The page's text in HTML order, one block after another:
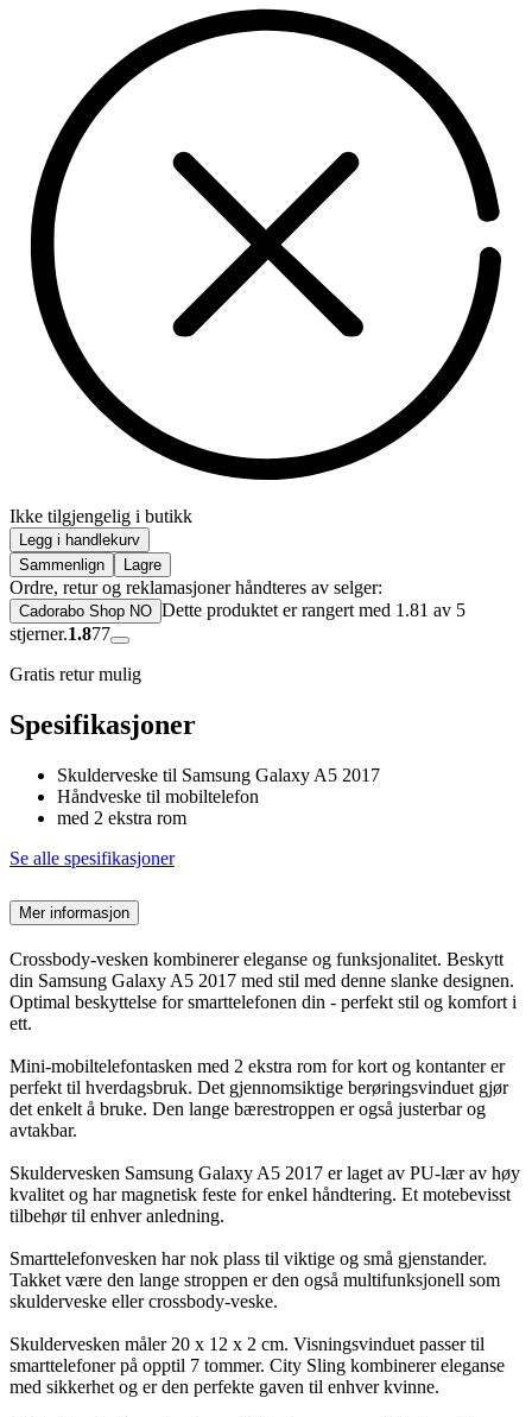
Ikke tilgjengelig i butikk
Legg i handlekurv
Sammenlign
Lagre
Ordre, retur og reklamasjoner håndteres av selger:
Cadorabo Shop NO Dette produktet er rangert med 1.81 av 5
stjerner.1.877
Gratis retur mulig
Spesifikasjoner
Skulderveske til Samsung Galaxy A5 2017
Håndveske til mobiltelefon
med 2 ekstra rom
Se alle spesifikasjoner
Mer informasjon
Crossbody-vesken kombinerer eleganse og funksjonalitet. Beskytt
din Samsung Galaxy A5 2017 med stil med denne slanke designen.
Optimal beskyttelse for smarttelefonen din - perfekt stil og komfort i
ett.
Mini-mobiltelefontasken med 2 ekstra rom for kort og kontanter er
perfekt til hverdagsbruk. Det gjennomsiktige berøringsvinduet gjør
det enkelt å bruke. Den lange bærestroppen er også justerbar og
avtakbar.
Skuldervesken Samsung Galaxy A5 2017 er laget av PU-lær av høy
kvalitet og har magnetisk feste for enkel håndtering. Et motebevisst
tilbehør til enhver anledning.
Smarttelefonvesken har nok plass til viktige og små gjenstander.
Takket være den lange stroppen er den også multifunksjonell som
skulderveske eller crossbody-veske.
Skuldervesken måler 20 x 12 x 2 cm. Visningsvinduet passer til
smarttelefoner på opptil 7 tommer. City Sling kombinerer eleganse
med sikkerhet og er den perfekte gaven til enhver kvinne.